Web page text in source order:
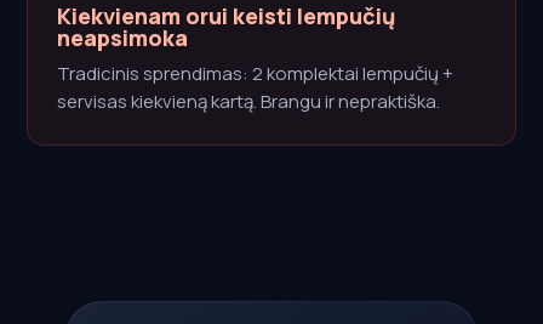
Kiekvienam orui keisti lempučių
neapsimoka
Tradicinis sprendimas: 2 komplektai lempučių +
servisas kiekvieną kartą. Brangu ir nepraktiška.